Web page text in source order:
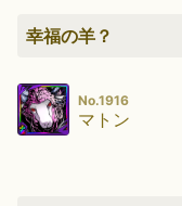
幸福の羊？
No.1916
マトン